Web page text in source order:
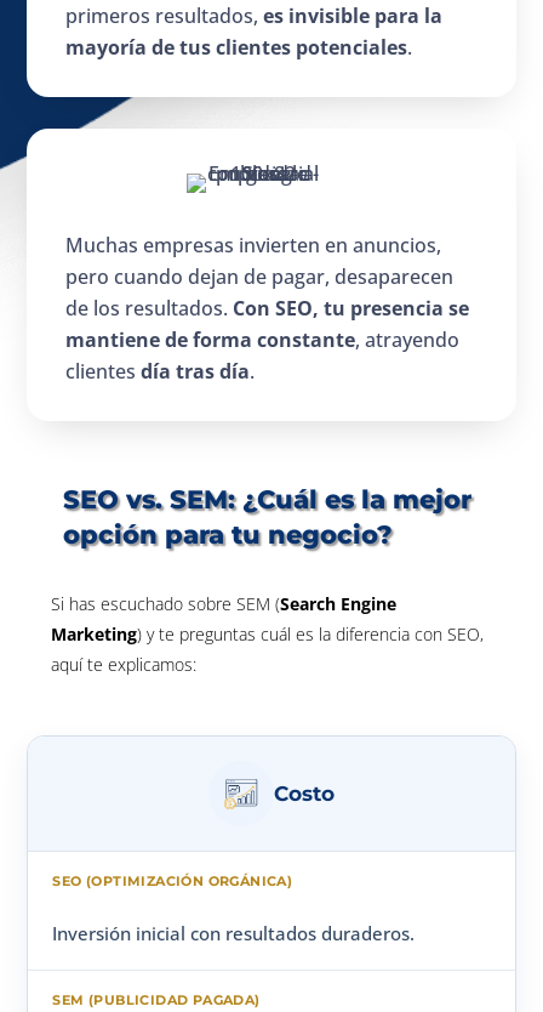
primeros resultados,es invisible para la
mayoría de tus clientes potenciales.
Muchas empresas invierten en anuncios,
pero cuando dejan de pagar, desaparecen
de los resultados. Con SEO, tu presencia se
mantiene de forma constante, atrayendo
clientesdía tras día.
SEO vs. SEM: ¿Cuál es la mejor
opción para tu negocio?
Si has escuchado sobre SEM (Search Engine
Marketing) y te preguntas cuál es la diferencia con SEO,
aquí te explicamos:
Costo
Inversión inicial con resultados duraderos.